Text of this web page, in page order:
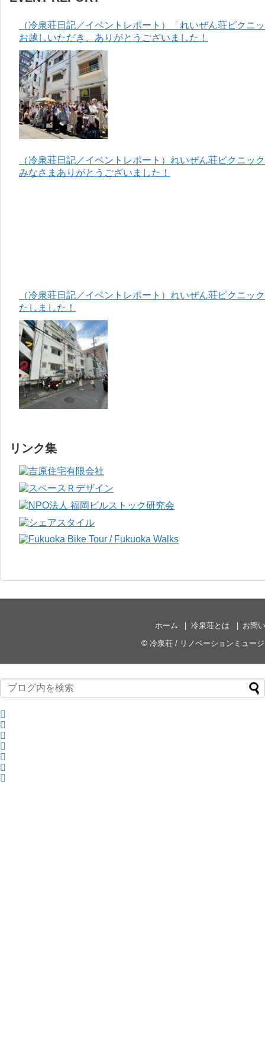
（冷泉荘日記／イベントレポート）「れいぜん荘ピクニ
お越しいただき、ありがとうございました！
（冷泉荘日記／イベントレポート）れいぜん荘ピクニッ
みなさまありがとうございました！
（冷泉荘日記／イベントレポート）れいぜん荘ピクニッ
たしました！
リンク集
ホーム 冷泉荘とは
お問
© 冷泉荘 / リノベーションミュー